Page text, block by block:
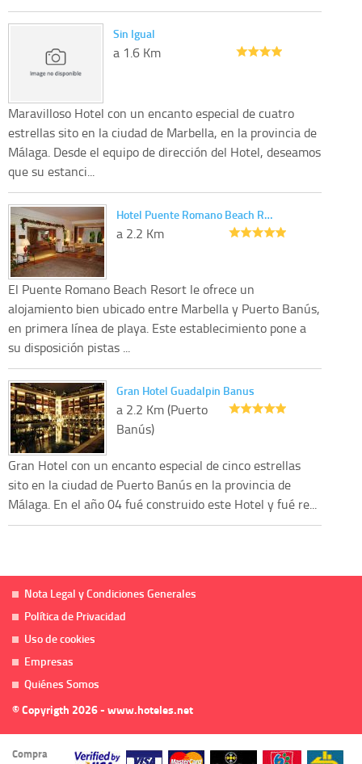
Sin Igual
a 1.6 Km
Maravilloso Hotel con un encanto especial de cuatro
estrellas sito en la ciudad de Marbella, en la provincia de
Málaga. Desde el equipo de dirección del Hotel, deseamos
que su estanci...
Hotel Puente Romano Beach R…
a 2.2 Km
El Puente Romano Beach Resort le ofrece un
alojamiento bien ubicado entre Marbella y Puerto Banús,
en primera línea de playa. Este establecimiento pone a
su disposición pistas ...
Gran Hotel Guadalpin Banus
a 2.2 Km (Puerto
Banús)
Gran Hotel con un encanto especial de cinco estrellas
sito en la ciudad de Puerto Banús en la provincia de
Málaga. En el año 04 fué construido este Hotel y fué re...
Nota Legal y Condiciones Generales
Política de Privacidad
Uso de cookies
Empresas
Quiénes Somos
© Copyrigth 2026 - www.hoteles.net
Compra